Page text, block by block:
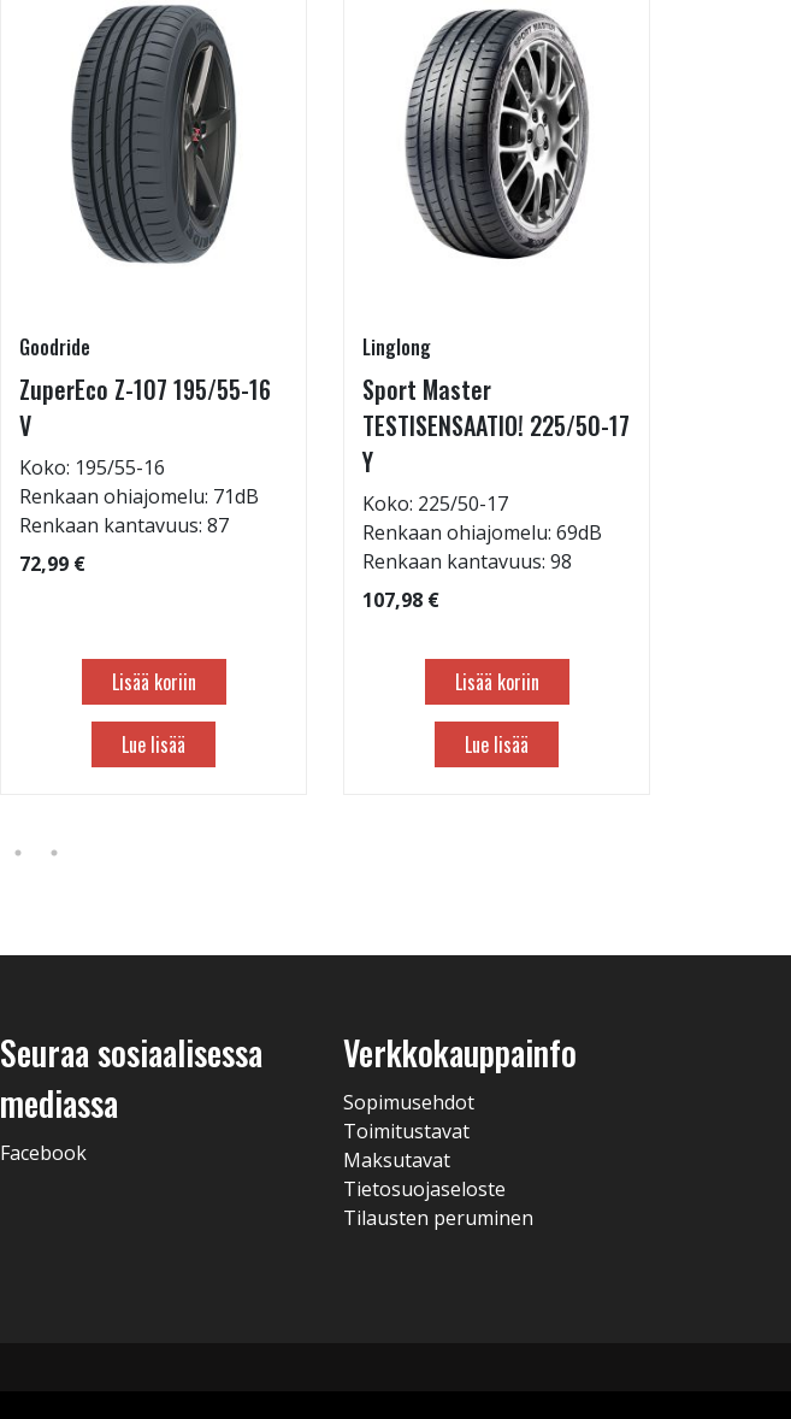
Goodride
ZuperEco Z-107 195/55-16
V
Koko: 195/55-16
Renkaan ohiajomelu: 71dB
Renkaan kantavuus: 87
72,99 €
Lisää koriin
Lue lisää
Linglong
Sport Master
TESTISENSAATIO! 225/50-17
Y
Koko: 225/50-17
Renkaan ohiajomelu: 69dB
Renkaan kantavuus: 98
107,98 €
Lisää koriin
Lue lisää
Seuraa sosiaalisessa
mediassa
Facebook
Verkkokauppainfo
Sopimusehdot
Toimitustavat
Maksutavat
Tietosuojaseloste
Tilausten peruminen